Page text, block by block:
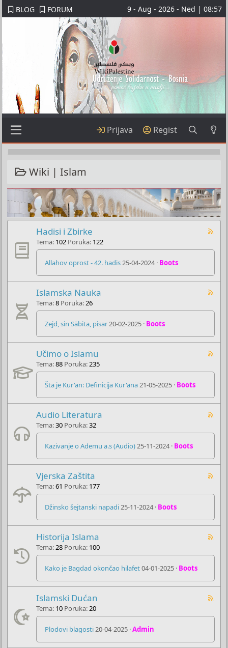
BLOG FORUM 9 - Aug - 2026 - Ned | 08:57
Prijava Regist
Wiki | Islam
Hadisi i Zbirke
Tema 102 Poruka 122
Allahov oprost - 42. hadis25-04-2024 Boots
Islamska Nauka
Tema 8 Poruka 26
Zejd, sin Sābita, pisar20-02-2025 Boots
Učimo o Islamu
Tema 88 Poruka 235
Šta je Kur'an: Definicija Kur'ana21-05-2025 Boots
Audio Literatura
Tema 30 Poruka 32
Kazivanje o Ademu a.s (Audio)25-11-2024 Boots
Vjerska Zaštita
Tema 61 Poruka 177
Džinsko šejtanski napadi25-11-2024 Boots
Historija Islama
Tema 28 Poruka 100
Kako je Bagdad okončao hilafet04-01-2025 Boots
Islamski Dućan
Tema 10 Poruka 20
Plodovi blagosti20-04-2025 Admin